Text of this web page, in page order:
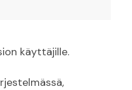
käyttäjille.